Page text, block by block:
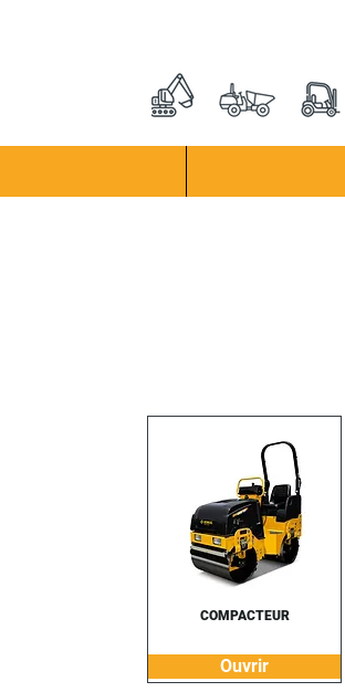
COMPACTEUR
Ouvrir